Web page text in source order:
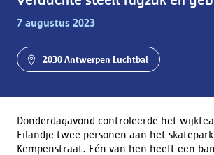
7 augustus 2023
2030 Antwerpen Luchtbal
Donderdagavond controleerde het
Eilandje twee personen aan het
Kempenstraat. Eén van hen heeft een